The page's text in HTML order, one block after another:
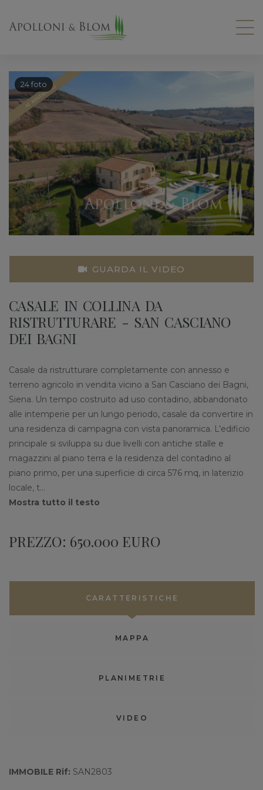
24 foto
GUARDA IL VIDEO
CASALE IN COLLINA DA
RISTRUTTURARE - SAN CASCIANO
DEI BAGNI
Casale da ristrutturare completamente con annesso e
terreno agricolo in vendita vicino a San Casciano dei Bagni,
Siena. Un tempo costruito ad uso contadino, abbandonato
alle intemperie per un lungo periodo, casale da convertire in
una residenza di campagna con vista panoramica. L’edificio
principale si sviluppa su due livelli con antiche stalle e
magazzini al piano terra e la residenza del contadino al
piano primo, per una superficie di circa 576 mq, in laterizio
locale, t...
Mostra tutto il testo
PREZZO: 650.000 EURO
CARATTERISTICHE
MAPPA
PLANIMETRIE
VIDEO
IMMOBILE Rif: SAN2803